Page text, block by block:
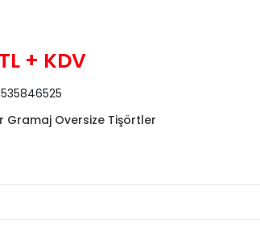
+ KDV
Gramaj Oversize Tişörtler